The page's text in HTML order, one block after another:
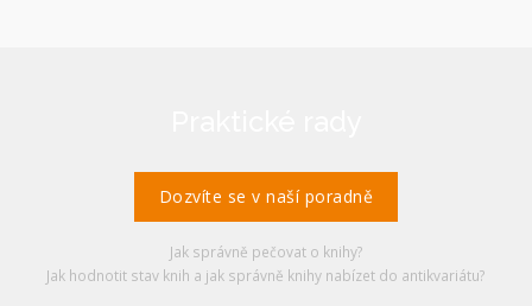
Dozvíte se v naší poradně
Jak správně pečovat o knihy?
Jak hodnotit stav knih a jak správně knihy nabízet do antikvariátu?